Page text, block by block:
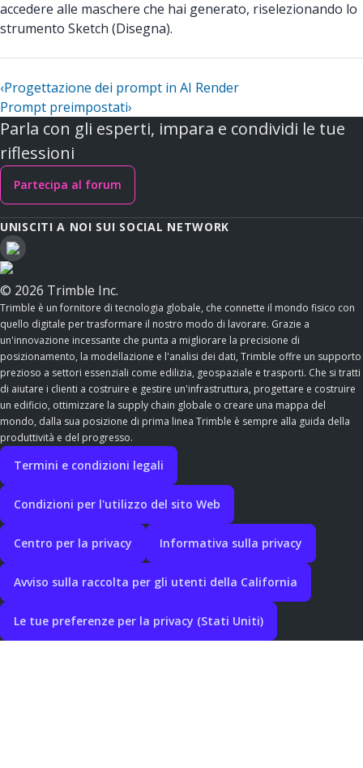
accedere alle maschere che hai generato, riselezionando lo
strumento Sketch (Disegna).
‹Progettazione dei prompt in AI Render
Prompt preimpostati›
Parla con gli esperti, impara e condividi le tue
riflessioni
Partecipa al forum
UNISCITI A NOI SUI SOCIAL NETWORK
© 2026 Trimble Inc.
Trimble è un fornitore di tecnologia globale, che connette il mondo fisico con
quello digitale per trasformare il nostro modo di lavorare. Grazie a
un'innovazione incessante che punta a migliorare la precisione di
posizionamento, la modellazione e l'analisi dei dati, Trimble offre un supporto
prezioso a settori essenziali come edilizia, geospaziale e trasporti. Che si tratti
di aiutare i clienti a costruire e gestire un'infrastruttura, progettare e costruire
un edificio, ottimizzare la supply chain globale o creare una mappa del
mondo, dalla sua posizione di prima linea Trimble è sempre alla guida della
produttività e del progresso.
Termini e condizioni legali
Condizioni per l'utilizzo del sito Web
Centro per la privacy Informativa sulla privacy
Avviso sulla raccolta per gli utenti della California
Le tue preferenze per la privacy (Stati Uniti)